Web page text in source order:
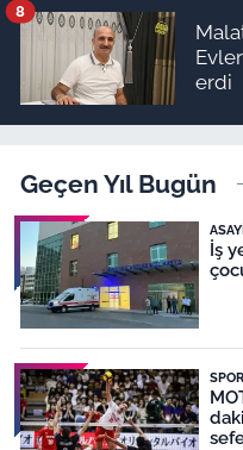
erdi
8
Geçen Yıl Bugün
İş
SPOR